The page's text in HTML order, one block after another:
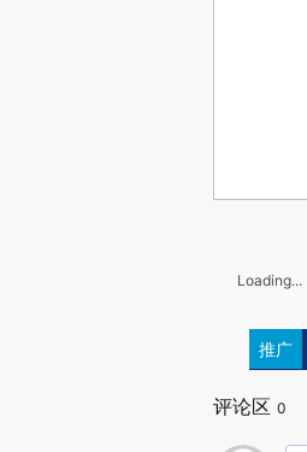
Loading...
推广
评论区 0